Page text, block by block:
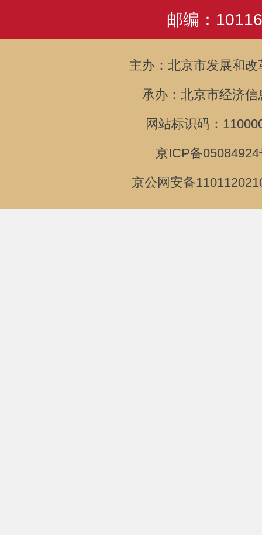
邮编：
主办：北京市发展和改
承办：北京市经济信
网站标识码：
京ICP备
京公网安备